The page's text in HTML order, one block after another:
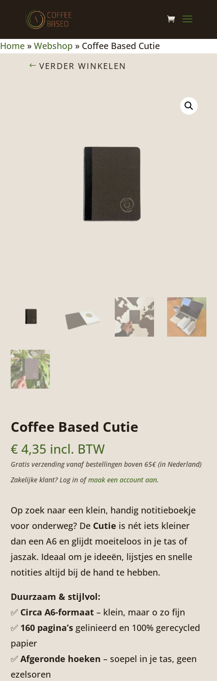
Home » Webshop » Coffee Based Cutie
VERDER WINKELEN
Coffee Based Cutie
€4,35 incl. BTW
Gratis verzending vanaf bestellingen boven 65€ (in Nederland)
Zakelijke klant? Log in ofmaak een account aan.
Op zoek naar een klein, handig notitieboekje
voor onderweg? De Cutie is nét iets kleiner
dan een A6 en glijdt moeiteloos in je tas of
jaszak. Ideaal om je ideeën, lijstjes en snelle
notities altijd bij de hand te hebben.
Duurzaam & stijlvol:
✅ Circa A6-formaat – klein, maar o zo fijn
✅ 160 pagina’s gelinieerd en 100% gerecycled
papier
✅Afgeronde hoeken – soepel in je tas, geen
ezelsoren